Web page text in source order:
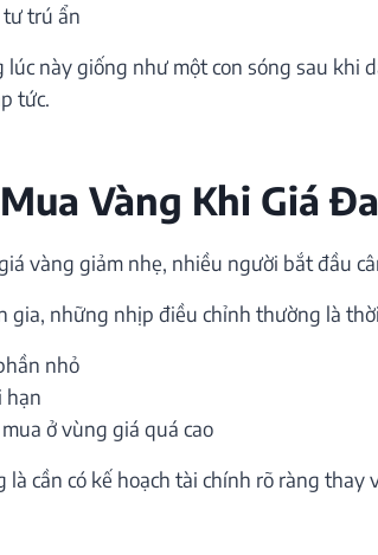
tư trú ẩn
này giống như một con sóng sau khi
tức.
Vàng Khi Giá
vàng giảm nhẹ, nhiều người bắt đầu
gia, những nhịp điều chỉnh thường là
nhỏ
hạn
ở vùng giá quá cao
cần có kế hoạch tài chính rõ ràng thay